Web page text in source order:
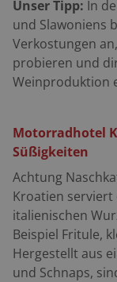
Unser Tipp: In
und Slawoniens
Verkostungen
probieren und
Weinproduktion
Motorradhotel
Süßigkeiten
Achtung
Kroatien
italienischen
Beispiel Fritule,
Hergestellt aus
und Schnaps,